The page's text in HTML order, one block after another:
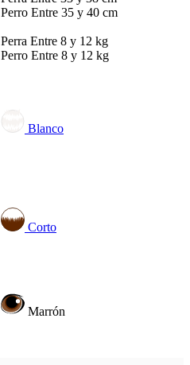
Perro Entre 35 y 40 cm
Perra Entre 8 y 12 kg
Perro Entre 8 y 12 kg
Blanco
Corto
Marrón